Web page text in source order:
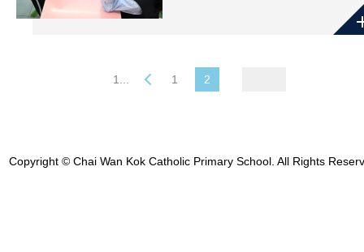
1... 1 2
Copyright © Chai Wan Kok Catholic Primary School. All Rights